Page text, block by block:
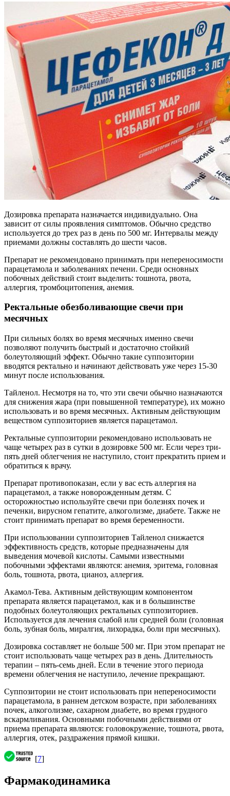
Дозировка препарата назначается индивидуально. Она
зависит от силы проявления симптомов. Обычно средство
используется до трех раз в день по 500 мг. Интервалы между
приемами должны составлять до шести часов.
Препарат не рекомендовано принимать при непереносимости
парацетамола и заболеваниях печени. Среди основных
побочных действий стоит выделить: тошнота, рвота,
аллергия, тромбоцитопения, анемия.
Ректальные обезболивающие свечи при
месячных
При сильных болях во время месячных именно свечи
позволяют получить быстрый и достаточно стойкий
болеутоляющий эффект. Обычно такие суппозитории
вводятся ректально и начинают действовать уже через 15-30
минут после использования.
Тайленол. Несмотря на то, что эти свечи обычно назначаются
для снижения жара (при повышенной температуре), их можно
использовать и во время месячных. Активным действующим
веществом суппозиториев является парацетамол.
Ректальные суппозитории рекомендовано использовать не
чаще четырех раз в сутки в дозировке 500 мг. Если через три-
пять дней облегчения не наступило, стоит прекратить прием и
обратиться к врачу.
Препарат противопоказан, если у вас есть аллергия на
парацетамол, а также новорожденным детям. С
осторожностью используйте свечи при болезнях почек и
печенки, вирусном гепатите, алкоголизме, диабете. Также не
стоит принимать препарат во время беременности.
При использовании суппозиториев Тайленол снижается
эффективность средств, которые предназначены для
выведения мочевой кислоты. Самыми известными
побочными эффектами являются: анемия, эритема, головная
боль, тошнота, рвота, цианоз, аллергия.
Акамол-Тева. Активным действующим компонентом
препарата является парацетамол, как и в большинстве
подобных болеутоляющих ректальных суппозиториев.
Используется для лечения слабой или средней боли (головная
боль, зубная боль, миралгия, лихорадка, боли при месячных).
Дозировка составляет не больше 500 мг. При этом препарат не
стоит использовать чаще четырех раз в день. Длительность
терапии – пять-семь дней. Если в течение этого периода
времени облегчения не наступило, лечение прекращают.
Суппозитории не стоит использовать при непереносимости
парацетамола, в раннем детском возрасте, при заболеваниях
почек, алкоголизме, сахарном диабете, во время грудного
вскармливания. Основными побочными действиями от
приема препарата являются: головокружение, тошнота, рвота,
аллергия, отек, раздражения прямой кишки.
[7]
Фармакодинамика